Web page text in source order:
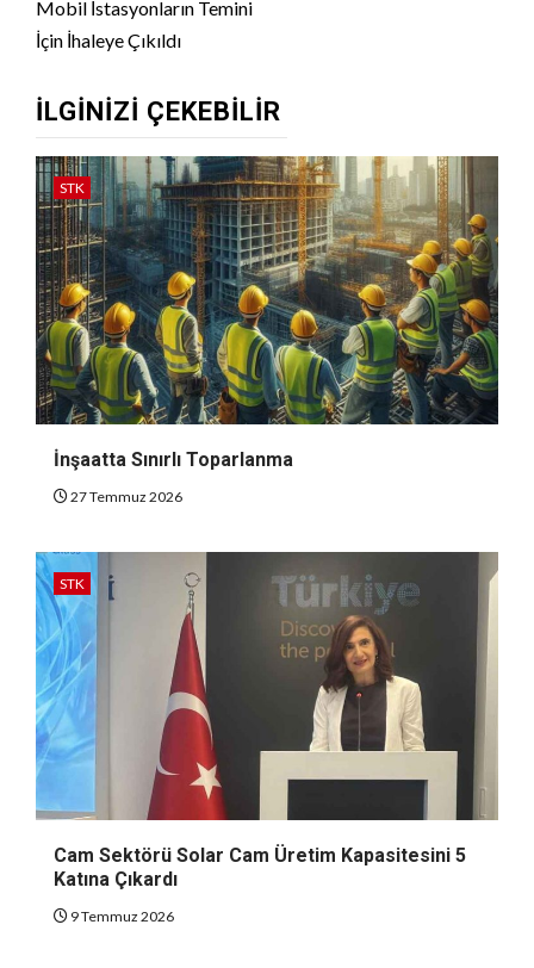
Mobil İstasyonların Temini
İçin İhaleye Çıkıldı
İLGINIZI ÇEKEBILIR
STK
İnşaatta Sınırlı Toparlanma
27 Temmuz 2026
STK
Cam Sektörü Solar Cam Üretim Kapasitesini 5
Katına Çıkardı
9 Temmuz 2026